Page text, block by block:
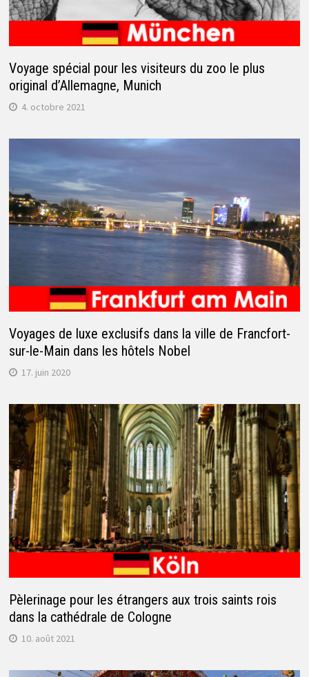
Voyage spécial pour les visiteurs du zoo le plus
original d’Allemagne, Munich
4. octobre 2021
Voyages de luxe exclusifs dans la ville de Francfort-
sur-le-Main dans les hôtels Nobel
17. juin 2020
Pèlerinage pour les étrangers aux trois saints rois
dans la cathédrale de Cologne
10. août 2021